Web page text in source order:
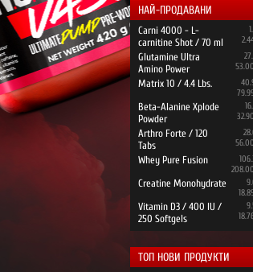
НАЙ-ПРОДАВАНИ
Carni 4000 - L-
carnitine Shot / 70 ml
Glutamine Ultra
Amino Power
Matrix 10 / 4.4 Lbs.
Beta-Alanine Xplode
Powder
Arthro Forte / 120
Tabs
Whey Pure Fusion
Creatine Monohydrate
Vitamin D3 / 400 IU /
250 Softgels
ТОП НОВИ ПРОДУКТИ